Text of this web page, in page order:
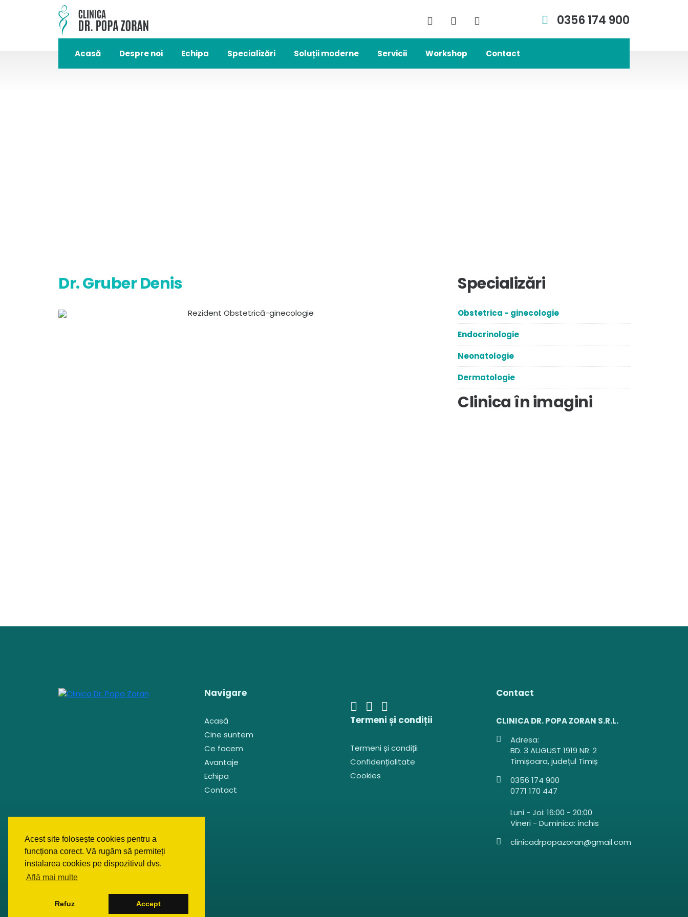
Acest site folosește cookies pentru a
funcționa corect. Vă rugăm să permiteți
instalarea cookies pe dispozitivul dvs.
Află mai multe
Refuz Accept
0356 174 900
Acasă Despre noi Echipa Specializări Soluții moderne Servicii Workshop Contact
Dr. Gruber Denis
Rezident Obstetrică-ginecologie
Specializări
Obstetrica - ginecologie
Endocrinologie
Neonatologie
Dermatologie
Clinica în imagini
Navigare
Acasă
Cine suntem
Ce facem
Avantaje
Echipa
Contact
Termeni și condiții
Termeni și condiții
Confidențialitate
Cookies
Contact
CLINICA DR. POPA ZORAN S.R.L.
Adresa:
BD. 3 AUGUST 1919 NR. 2
Timișoara, județul Timiș
0356 174 900
0771 170 447
Luni - Joi: 16:00 - 20:00
Vineri - Duminica: închis
clinicadrpopazoran@gmail.com